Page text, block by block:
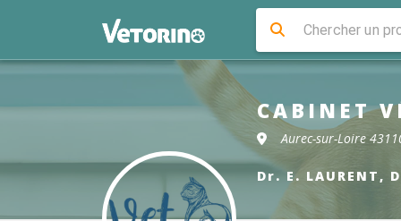
CABINET
Aurec-sur-Loire
Dr. E. LAURENT,